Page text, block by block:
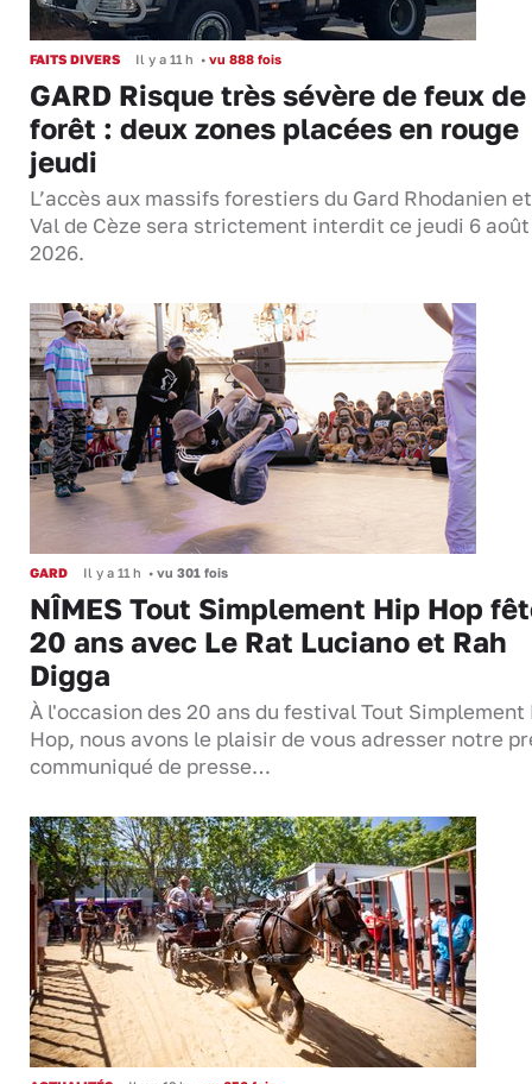
FAITS DIVERS Il y a 11 h • vu 888 fois
GARD Risque très sévère de feux de
forêt : deux zones placées en rouge
jeudi
L’accès aux massifs forestiers du Gard Rhodanien
Val de Cèze sera strictement interdit ce jeudi 6 août
2026.
GARD Il y a 11 h • vu 301 fois
NÎMES Tout Simplement Hip Hop
20 ans avec Le Rat Luciano et Rah
Digga
À l'occasion des 20 ans du festival Tout Simplement
Hop, nous avons le plaisir de vous adresser notre
communiqué de presse…